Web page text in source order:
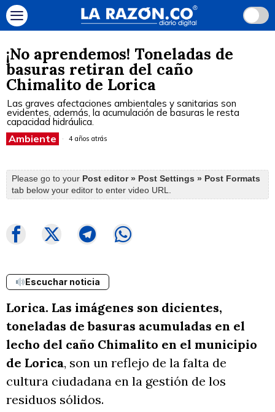
¡No aprendemos! Toneladas de
basuras retiran del caño
Chimalito de Lorica
Las graves afectaciones ambientales y sanitarias son
evidentes, además, la acumulación de basuras le resta
capacidad hidráulica.
Ambiente 4 años atrás
Please go to your Post editor » Post Settings » Post Formats
tab below your editor to enter video URL.
Escuchar noticia
Lorica. Las imágenes son dicientes,
toneladas de basuras acumuladas en el
lecho del caño Chimalito en el municipio
de Lorica, son un reflejo de la falta de
cultura ciudadana en la gestión de los
residuos sólidos.